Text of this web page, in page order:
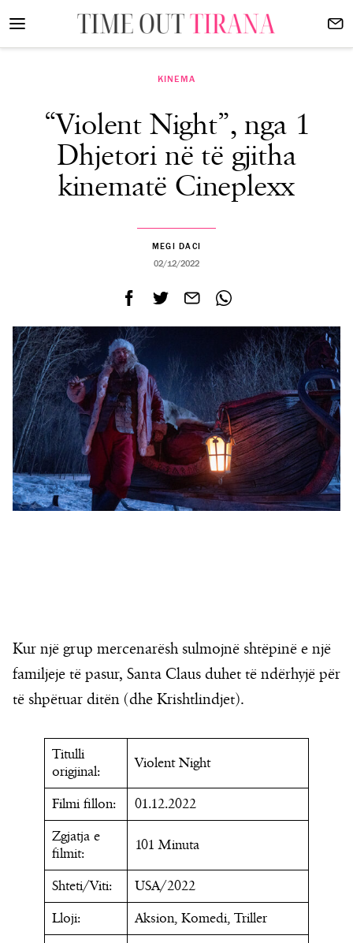
KINEMA
“Violent Night”, nga 1
Dhjetori në të gjitha
kinematë Cineplexx
MEGI DACI
02/12/2022
Kur një grup mercenarësh sulmojnë shtëpinë e një
familjeje të pasur, Santa Claus duhet të ndërhyjë për
të shpëtuar ditën (dhe Krishtlindjet).
Titulli
origjinal:
Violent Night
Filmi fillon:
01.12.2022
Zgjatja e
filmit:
101 Minuta
Shteti/Viti:
USA/2022
Lloji:
Aksion, Komedi, Triller